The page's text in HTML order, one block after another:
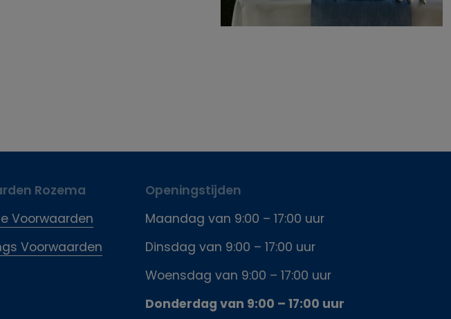
Rozema
Voorwaarden
Voorwaarden
Openingstijden
Maandag van 9:00 – 17:00 uur
Dinsdag van 9:00 – 17:00 uur
Woensdag van 9:00 – 17:00 uur
Donderdag van 9:00 – 17:00 uur